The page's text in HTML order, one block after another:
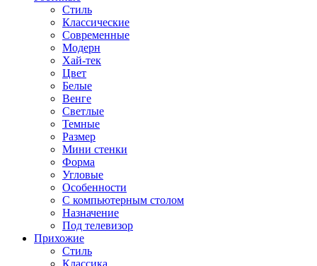
Стиль
Классические
Современные
Модерн
Хай-тек
Цвет
Белые
Венге
Светлые
Темные
Размер
Мини стенки
Форма
Угловые
Особенности
С компьютерным столом
Назначение
Под телевизор
Прихожие
Стиль
Классика